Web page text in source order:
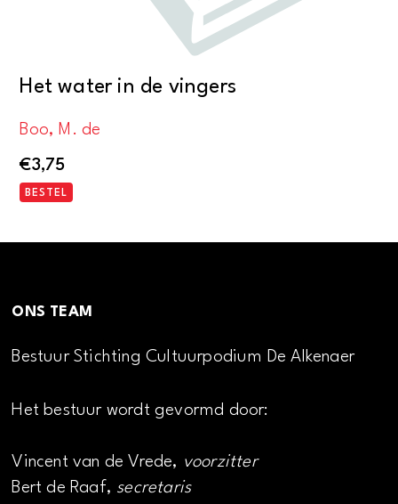
Het water in de vingers
Boo, M. de
€3,75
BESTEL
ONS TEAM
Bestuur Stichting Cultuurpodium De Alkenaer
Het bestuur wordt gevormd door:
Vincent van de Vrede, voorzitter
Bert de Raaf, secretaris